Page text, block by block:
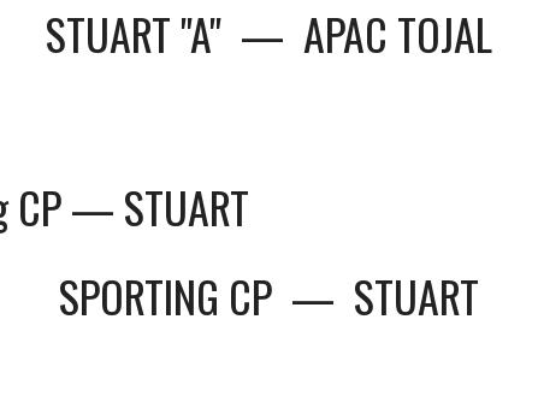
STUART "A" — APAC TOJAL
CP — STUART
SPORTING CP — STUART